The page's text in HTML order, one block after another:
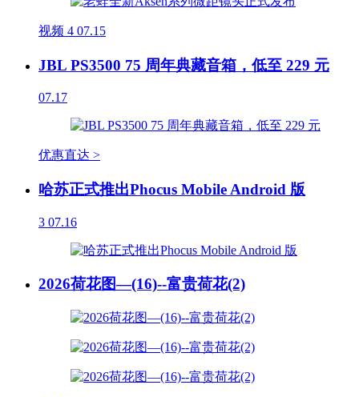
视频 4 07.15
JBL PS3500 75 周年典藏音箱，低至 229 元
07.17
优惠直达 >
哈苏正式推出Phocus Mobile Android 版
3 07.16
2026荷花图—(16)--富贵荷花(2)